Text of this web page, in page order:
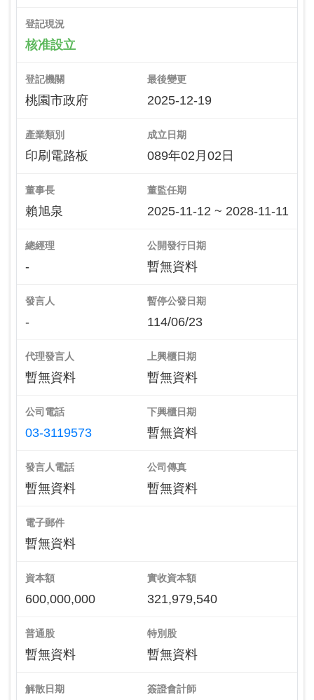
登記現況
核准設立
登記機關
桃園市政府
最後變更
2025-12-19
產業類別
印刷電路板
成立日期
089年02月02日
董事長
賴旭泉
董監任期
2025-11-12 ~ 2028-11-11
總經理
-
公開發行日期
暫無資料
發言人
-
暫停公發日期
114/06/23
代理發言人
暫無資料
上興櫃日期
暫無資料
公司電話
03-3119573
下興櫃日期
暫無資料
發言人電話
暫無資料
公司傳真
暫無資料
電子郵件
暫無資料
資本額
600,000,000
實收資本額
321,979,540
普通股
暫無資料
特別股
暫無資料
解散日期 簽證會計師